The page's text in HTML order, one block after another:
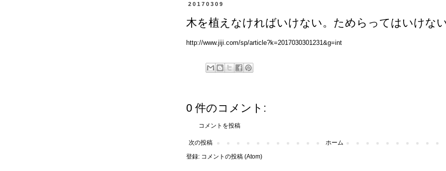
20170309
木を植えなければいけない。ためらってはいけな
http://www.jiji.com/sp/article?k=2017030301231&g=int
0 件のコメント:
コメントを投稿
次の投稿
ホーム
登録: コメントの投稿 (Atom)